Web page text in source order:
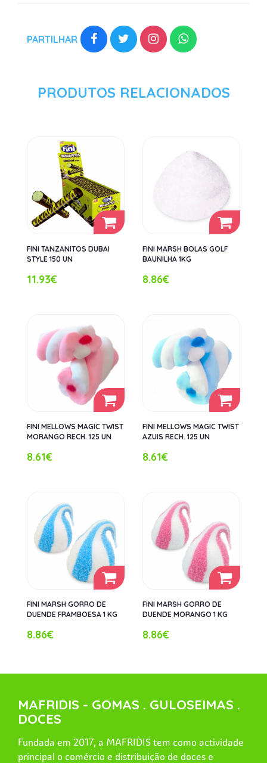
PARTILHAR
PRODUTOS RELACIONADOS
FINI TANZANITOS DUBAI
STYLE 150 UN
11.93€
FINI MARSH BOLAS GOLF
BAUNILHA 1KG
8.86€
FINI MELLOWS MAGIC TWIST
MORANGO RECH. 125 UN
8.61€
FINI MELLOWS MAGIC TWIST
AZUIS RECH. 125 UN
8.61€
FINI MARSH GORRO DE
DUENDE FRAMBOESA 1 KG
8.86€
FINI MARSH GORRO DE
DUENDE MORANGO 1 KG
8.86€
MAFRIDIS - GOMAS . GULOSEIMAS .
DOCES
Fundada em 2017, a MAFRIDIS tem como actividade
principal o comércio e distribuição de doces e